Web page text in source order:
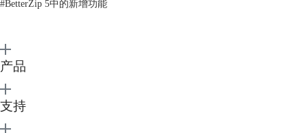
#BetterZip 5中的新增功能
产品
支持